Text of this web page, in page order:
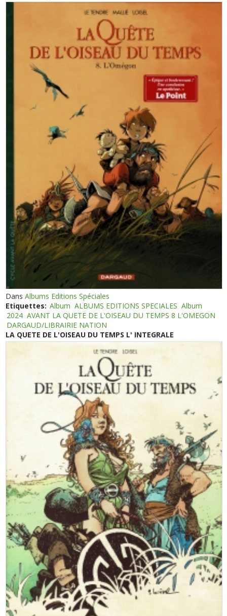
DansAlbums Editions Spéciales
Etiquettes: Album ALBUMS EDITIONS SPECIALES Album
2024 AVANT LA QUETE DE L'OISEAU DU TEMPS 8 L'OMEGON
DARGAUD/LIBRAIRIE NATION
LA QUETE DE L'OISEAU DU TEMPS L' INTEGRALE